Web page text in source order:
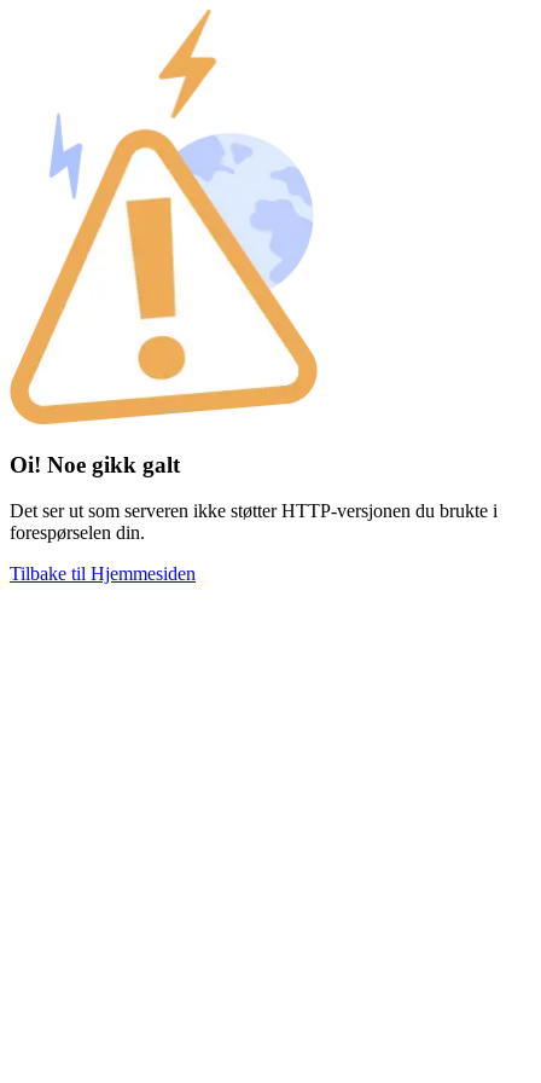
Oi! Noe gikk galt
Det ser ut som serveren ikke støtter HTTP-versjonen du brukte i
forespørselen din.
Tilbake til Hjemmesiden